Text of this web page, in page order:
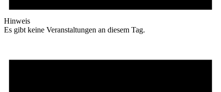
Hinweis
Es gibt keine Veranstaltungen an diesem Tag.